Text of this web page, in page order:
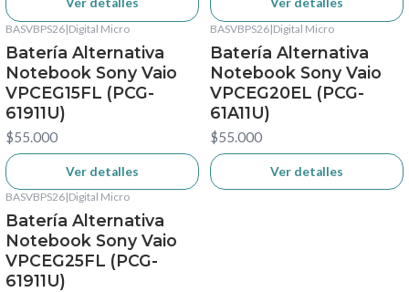
Ver detalles Ver detalles
No disponible
BASVBPS26|Digital Micro
Batería Alternativa
Notebook Sony Vaio
VPCEG15FL (PCG-
61911U)
$55.000
Ver detalles
No disponible
BASVBPS26|Digital Micro
Batería Alternativa
Notebook Sony Vaio
VPCEG20EL (PCG-
61A11U)
$55.000
Ver detalles
BASVBPS26|Digital Micro
Batería Alternativa
Notebook Sony Vaio
VPCEG25FL (PCG-
61911U)